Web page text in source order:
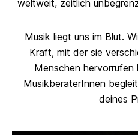
weltweit, zeitlich
Musik liegt uns im Blut.
Kraft, mit der sie
Menschen hervorrufen
MusikberaterInnen
deines